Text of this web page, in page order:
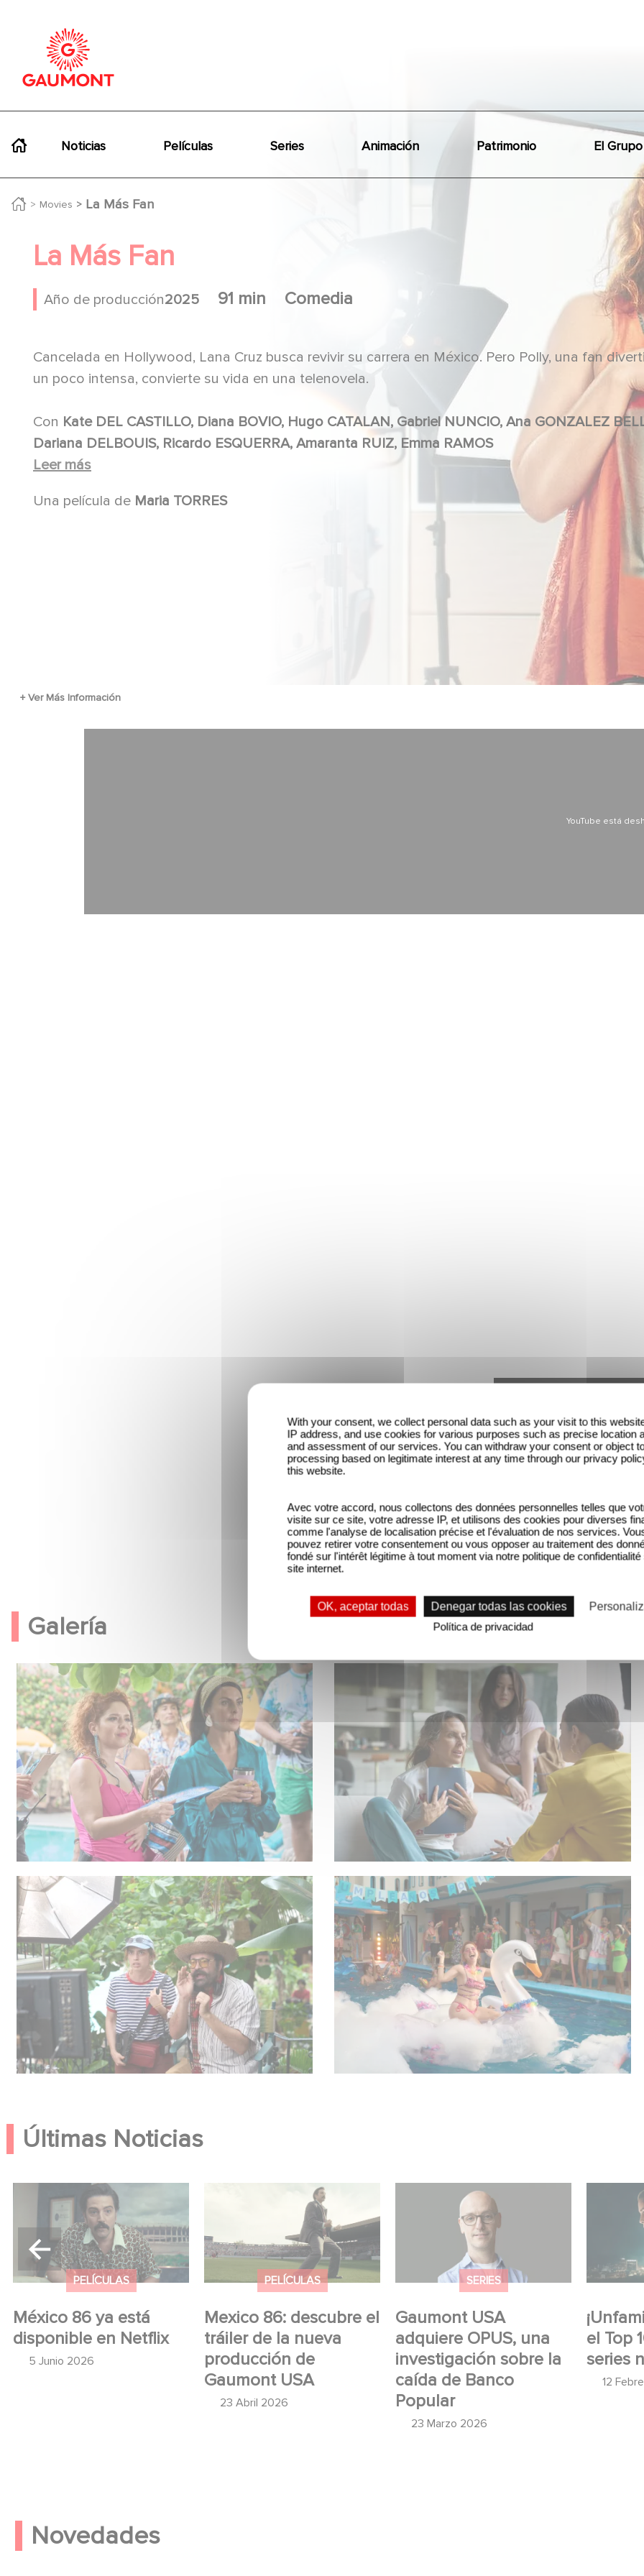
Noticias Películas Series Animación Patrimonio El Grupo
Movies La Más Fan
La Más Fan
Año de producción2025 91 min Comedia
Cancelada en Hollywood, Lana Cruz busca revivir su carrera en México. Pero Polly, una fan
un poco intensa, convierte su vida en una telenovela.
Con
Dariana DELBOUIS, Ricardo ESQUERRA, Amaranta RUIZ, Emma RAMOS
Leer más
Una película de Maria TORRES
YouTube está
YouTube está
La más fan | Primer Vistazo |
Galería
Últimas Noticias
PELÍCULAS
México 86 ya está
disponible en Netflix
5 Junio 2026
México 86 ya está
disponible en Netflix
PELÍCULAS
Mexico 86: descubre el
tráiler de la nueva
producción de
Gaumont USA
23 Abril 2026
Mexico 86: descubre el
tráiler de la nueva
producción de Gaumont
USA
SERIES
Gaumont USA
adquiere OPUS, una
investigación sobre la
caída de Banco
Popular
23 Marzo 2026
Gaumont USA adquiere
OPUS, una investigación
sobre la caída de Banco
el Top
series
12
Top 10
no
Novedades
With your consent, we collect personal data such as your visit to this
IP address, and use cookies for various purposes such as precise location
and assessment of our services. You can withdraw your consent or object
processing based on legitimate interest at any time through our privacy
this website.
Avec votre accord, nous collectons des données personnelles telles que
visite sur ce site, votre adresse IP, et utilisons des cookies pour diverses
comme l'analyse de localisation précise et l'évaluation de nos services.
pouvez retirer votre consentement ou vous opposer au traitement des
fondé sur l'intérêt légitime à tout moment via notre politique de
site internet.
OK, aceptar todas Denegar todas las cookies
Política de privacidad